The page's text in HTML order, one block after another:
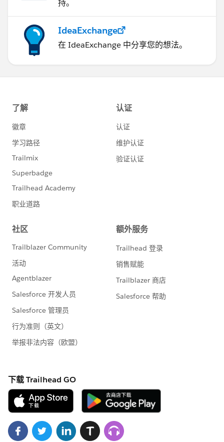
持。
IdeaExchange
在 IdeaExchange 中分享您的想法。